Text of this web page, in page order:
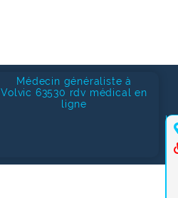
Médecin généraliste à
Volvic 63530 rdv médical en
ligne